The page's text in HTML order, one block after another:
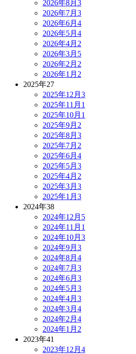
2026年8月 3
2026年7月 3
2026年6月 4
2026年5月 4
2026年4月 2
2026年3月 5
2026年2月 2
2026年1月 2
2025年27
2025年12月 3
2025年11月 1
2025年10月 1
2025年9月 2
2025年8月 3
2025年7月 2
2025年6月 4
2025年5月 3
2025年4月 2
2025年3月 3
2025年1月 3
2024年38
2024年12月 5
2024年11月 1
2024年10月 3
2024年9月 3
2024年8月 4
2024年7月 3
2024年6月 3
2024年5月 3
2024年4月 3
2024年3月 4
2024年2月 4
2024年1月 2
2023年41
2023年12月 4